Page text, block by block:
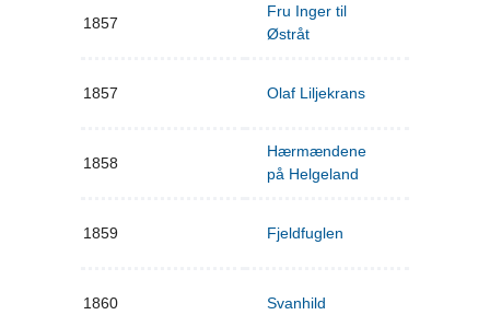
1857
Fru Inger til
Østråt
1857 Olaf Liljekrans
1858
Hærmændene
på Helgeland
1859 Fjeldfuglen
1860 Svanhild